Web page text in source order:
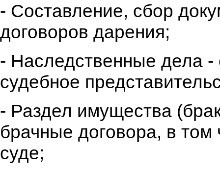
- Составление, сбор
договоров дарения;
- Наследственные дела -
судебное
- Раздел имущества
брачные договора, в том
суде;